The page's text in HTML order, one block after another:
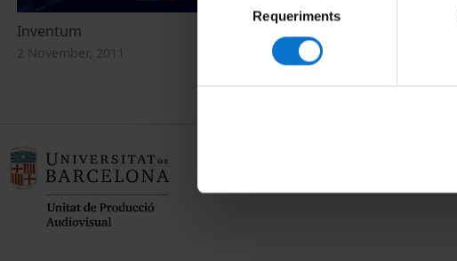
de
consentiment
Requeriments
Inventum
2 November, 2011
Inventum
2 November, 2011